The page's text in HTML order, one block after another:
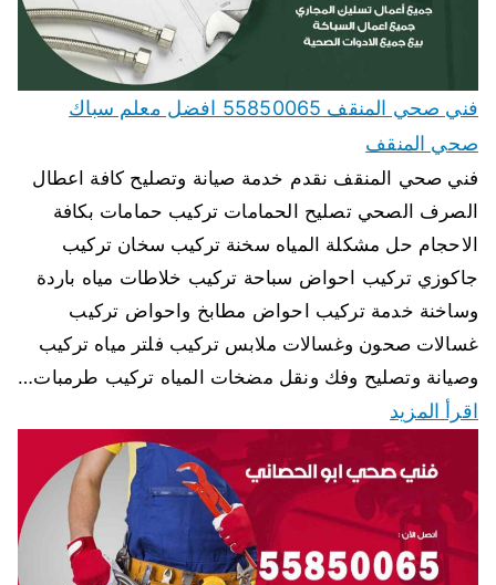
فني صحي المنقف 55850065 افضل معلم سباك
صحي المنقف
فني صحي المنقف نقدم خدمة صيانة وتصليح كافة اعطال
الصرف الصحي تصليح الحمامات تركيب حمامات بكافة
الاحجام حل مشكلة المياه سخنة تركيب سخان تركيب
جاكوزي تركيب احواض سباحة تركيب خلاطات مياه باردة
وساخنة خدمة تركيب احواض مطابخ واحواض تركيب
غسالات صحون وغسالات ملابس تركيب فلتر مياه تركيب
وصيانة وتصليح وفك ونقل مضخات المياه تركيب طرمبات…
اقرأ المزيد